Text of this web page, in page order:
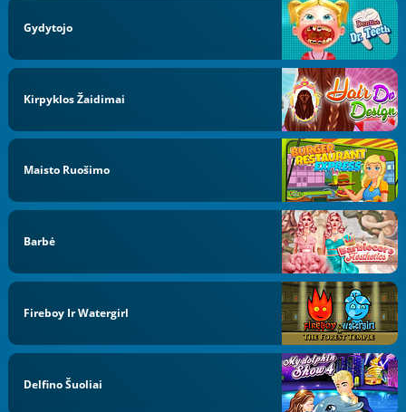
Gydytojo
Kirpyklos Žaidimai
Maisto Ruošimo
Barbė
Fireboy Ir Watergirl
Delfino Šuoliai